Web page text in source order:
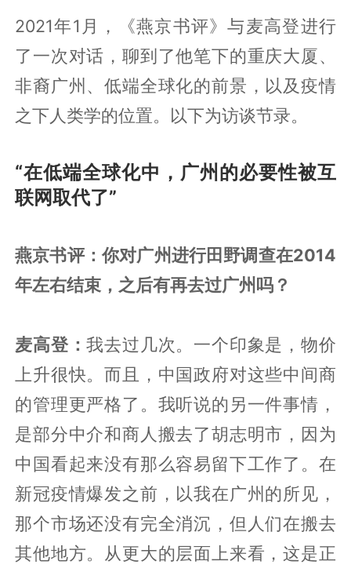
2021年1月，《燕京书评》与麦高登进行
了一次对话，聊到了他笔下的重庆大厦、
非裔广州、低端全球化的前景，以及疫情
之下人类学的位置。以下为访谈节录。
“在低端全球化中，广州的必要性被互
联网取代了”
燕京书评：你对广州进行田野调查在2014
年左右结束，之后有再去过广州吗？
麦高登：我去过几次。一个印象是，物价
上升很快。而且，中国政府对这些中间商
的管理更严格了。我听说的另一件事情，
是部分中介和商人搬去了胡志明市，因为
中国看起来没有那么容易留下工作了。在
新冠疫情爆发之前，以我在广州的所见，
那个市场还没有完全消沉，但人们在搬去
其他地方。从更大的层面上来看，这是正